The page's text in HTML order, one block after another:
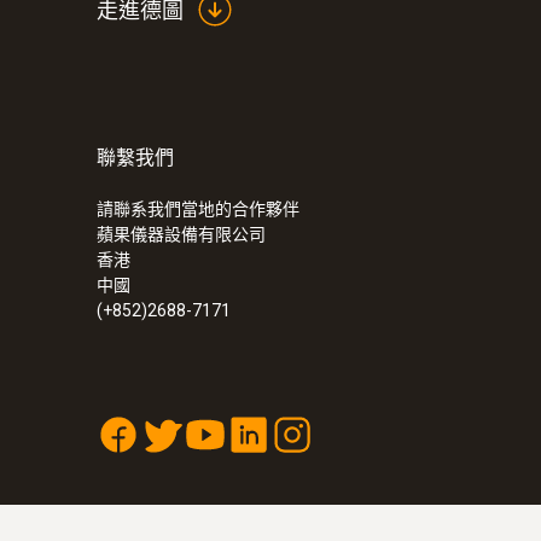
:0632 0316
走進德圖
聯繫我們
請聯系我們當地的合作夥伴
蘋果儀器設備有限公司
香港
中國
(+852)2688-7171